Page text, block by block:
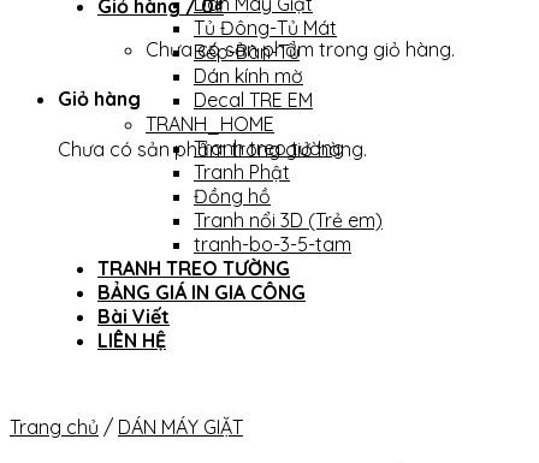
Giỏ hàng /0₫
Chưa có sản phẩm trong giỏ hàng.
Giỏ hàng
Chưa có sản phẩm trong giỏ hàng.
Tủ Đông-Tủ Mát
Bếp-Bàn-Tủ
Dán kính mờ
Decal TRE EM
TRANH_HOME
Tranh treo tường
Tranh Phật
Đồng hồ
Tranh nổi 3D (Trẻ em)
tranh-bo-3-5-tam
TRANH TREO TƯỜNG
BẢNG GIÁ IN GIA CÔNG
Bài Viết
LIÊN HỆ
Trang chủ / DÁN MÁY GIẶT